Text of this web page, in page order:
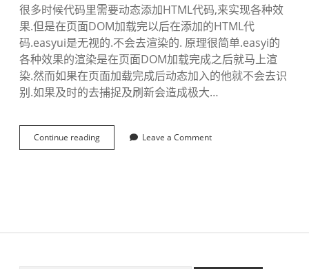
很多时候代码里需要动态添加HTML代码,来实现各种效
果.但是在页面DOM加载完以后在添加的HTML代
码.easyui是无视的.不会去渲染的. 原理很简单.easyi的
各种效果的渲染是在页面DOM加载完成之后就马上渲
染.然而如果在页面加载完成后动态加入的他就不会去识
别.如果及时的去捕捉及刷新会造成极大…
Continue reading
a
加
Leave a Comment